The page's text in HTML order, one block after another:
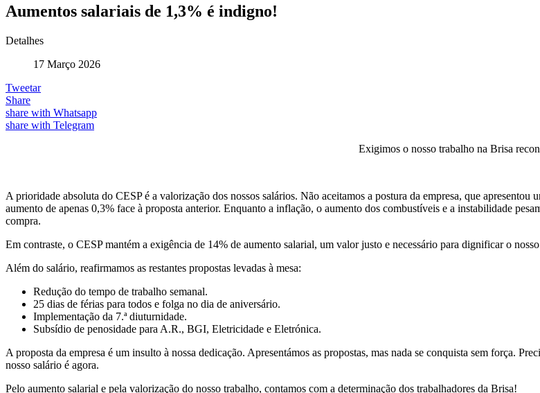
Aumentos salariais de 1,3% é indigno!
Detalhes
17 Março 2026
Tweetar
Share
share with Whatsapp
share with Telegram
Exigimos o nosso trabalho na Brisa
A prioridade absoluta do CESP é a valorização dos nossos salários. Não aceitamos a postura da empresa, que
aumento de apenas 0,3% face à proposta anterior. Enquanto a inflação, o aumento dos combustíveis e a instabilidade
compra.
Em contraste, o CESP mantém a exigência de 14% de aumento salarial, um valor justo e necessário para dignificar o
Além do salário, reafirmamos as restantes propostas levadas à mesa:
Redução do tempo de trabalho semanal.
25 dias de férias para todos e folga no dia de aniversário.
Implementação da 7.ª diuturnidade.
Subsídio de penosidade para A.R., BGI, Eletricidade e Eletrónica.
A proposta da empresa é um insulto à nossa dedicação. Apresentámos as propostas, mas nada se conquista sem força.
nosso salário é agora.
Pelo aumento salarial e pela valorização do nosso trabalho, contamos com a determinação dos trabalhadores da Brisa!